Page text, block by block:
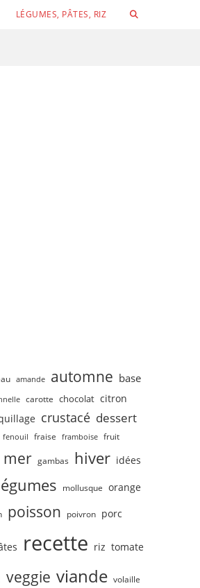
LÉGUMES, PÂTES, RIZ TOGGLE
amande automne base
carotte chocolat citron
crustacé dessert
fenouil fraise framboise fruit
mer gambas hiver idées
mollusque orange
poisson poivron porc
recette riz tomate
veggie viande volaille